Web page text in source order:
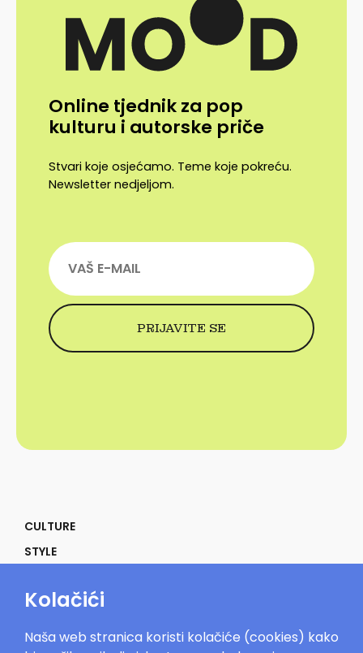
Online tjednik za pop
kulturu i autorske priče
Stvari koje osjećamo. Teme koje pokreću.
Newsletter nedjeljom.
CULTURE
STYLE
POWER
Kolačići
Naša web stranica koristi kolačiće (cookies) kako